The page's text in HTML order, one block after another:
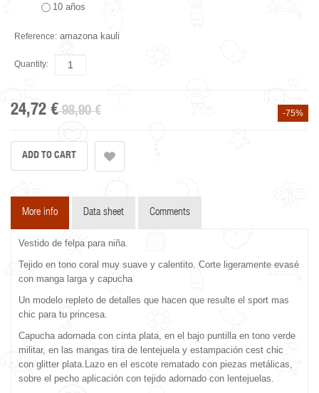
10 años
Reference: amazona kauli
Quantity:
24,72 € 98,90 € -75%
More info Data sheet Comments
Vestido de felpa para niña.
Tejido en tono coral muy suave y calentito. Corte ligeramente evasé
con manga larga y capucha
Un modelo repleto de detalles que hacen que resulte el sport mas
chic para tu princesa.
Capucha adornada con cinta plata, en el bajo puntilla en tono verde
militar, en las mangas tira de lentejuela y estampación cest chic
con glitter plata.Lazo en el escote rematado con piezas metálicas,
sobre el pecho aplicación con tejido adornado con lentejuelas.